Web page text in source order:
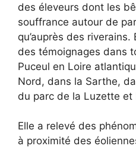
des éleveurs dont les
souffrance autour de
qu’auprès des riverains.
des témoignages dans
Puceul en Loire
Nord, dans la Sarthe,
du parc de la Luzette et
Elle a relevé des
à proximité des